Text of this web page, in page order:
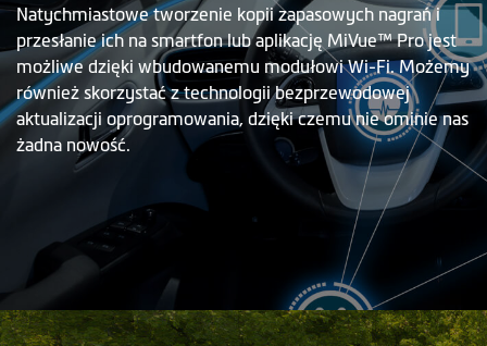
Natychmiastowe tworzenie kopii zapasowych nagrań i
przesłanie ich na smartfon lub aplikację MiVue™ Pro jest
możliwe dzięki wbudowanemu modułowi Wi-Fi. Możemy
również skorzystać z technologii bezprzewodowej
aktualizacji oprogramowania, dzięki czemu nie ominie nas
żadna nowość.